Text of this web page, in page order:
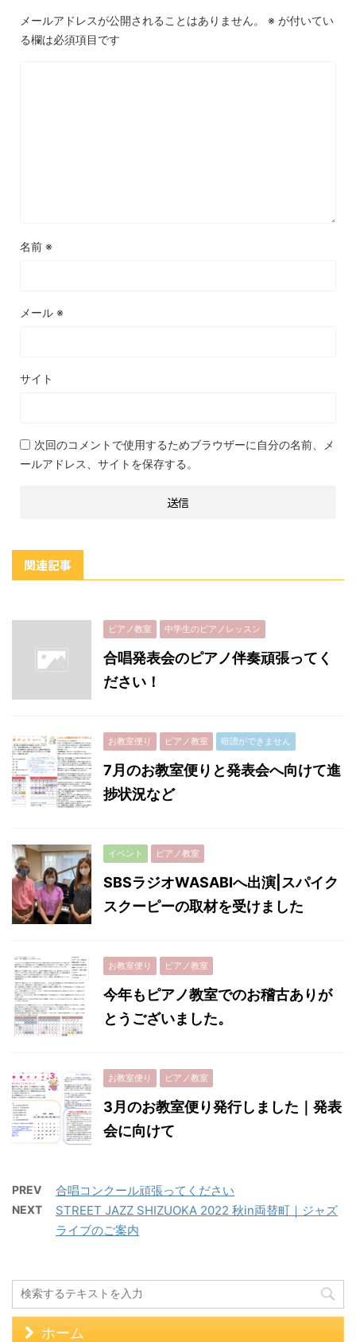
メールアドレスが公開されることはありません。 ※ が付いてい
る欄は必須項目です
名前 ※
メール ※
サイト
次回のコメントで使用するためブラウザーに自分の名前、メ
ールアドレス、サイトを保存する。
関連記事
ピアノ教室 中学生のピアノレッスン
合唱発表会のピアノ伴奏頑張ってく
ださい！
お教室便り ピアノ教室 暗譜ができません
7月のお教室便りと発表会へ向けて進
捗状況など
イベント ピアノ教室
SBSラジオWASABIへ出演|スパイク
スクーピーの取材を受けました
お教室便り ピアノ教室
今年もピアノ教室でのお稽古ありが
とうございました。
お教室便り ピアノ教室
3月のお教室便り発行しました｜発表
会に向けて
PREV 合唱コンクール頑張ってください
NEXT
STREET JAZZ SHIZUOKA 2022 秋in両替町｜ジャズ
ライブのご案内
ホーム